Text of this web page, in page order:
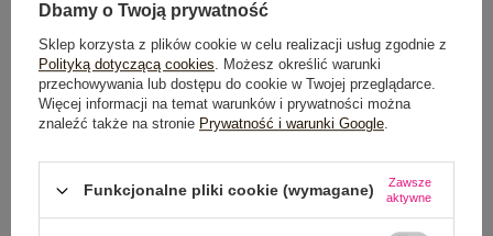
Wysyłka wponiedziałek
100 dni na zwrot
GŁÓWNE PARAMETRY
Dbamy o Twoją prywatność
Sklep korzysta z plików cookie w celu realizacji usług zgodnie z
Polityką dotyczącą cookies. Możesz określić warunki
przechowywania lub dostępu do cookie w Twojej przeglądarce.
Więcej informacji na temat warunków i prywatności można
znaleźć także na stronie Prywatność i warunki Google.
Funkcjonalne pliki cookie (wymagane)
Zawsze
aktywne